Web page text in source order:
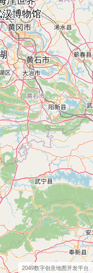
2049数字创意地图开发平台